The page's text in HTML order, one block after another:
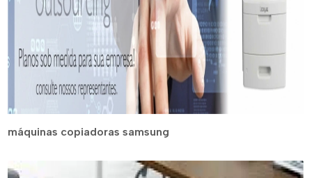
máquinas copiadoras samsung